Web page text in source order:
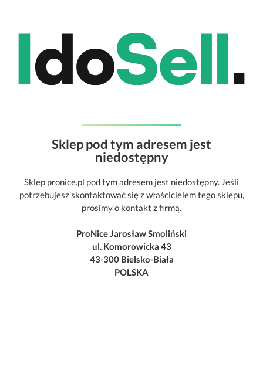
Sklep pod tym adresem jest
niedostępny
Sklep pronice.pl pod tym adresem jest niedostępny. Jeśli
potrzebujesz skontaktować się z właścicielem tego sklepu,
prosimy o kontakt z firmą.
ProNice Jarosław Smoliński
ul. Komorowicka 43
43-300 Bielsko-Biała
POLSKA